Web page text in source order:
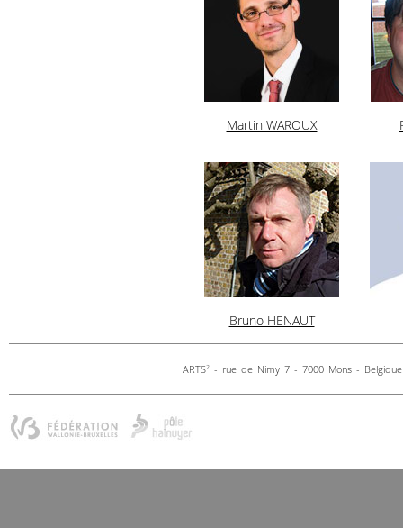
Martin WAROUX
Bruno HENAUT
ARTS2 - rue de Nimy 7 - 7000 Mons -